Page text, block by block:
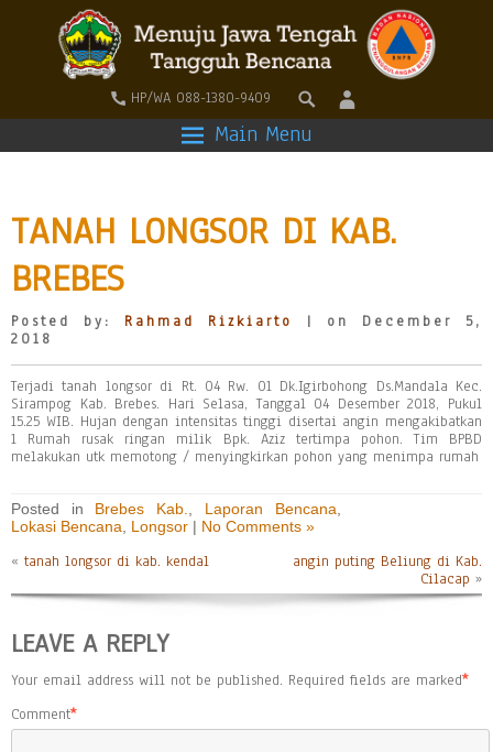
HP/WA 088-1380-9409
Main Menu
TANAH LONGSOR DI KAB.
BREBES
Posted by: Rahmad Rizkiarto
| on December 5,
2018
Terjadi tanah longsor di Rt. 04 Rw. 01 Dk.Igirbohong Ds.Mandala Kec.
Sirampog Kab. Brebes. Hari Selasa, Tanggal 04 Desember 2018, Pukul
15.25 WIB. Hujan dengan intensitas tinggi disertai angin mengakibatkan
1 Rumah rusak ringan milik Bpk. Aziz tertimpa pohon. Tim BPBD
melakukan utk memotong / menyingkirkan pohon yang menimpa rumah
Posted in Brebes Kab. Laporan Bencana
Lokasi Bencana
Longsor | No Comments »
« tanah longsor di kab. kendal
angin puting Beliung di Kab.
Cilacap »
LEAVE A REPLY
Your email address will not be published. Required fields are marked*
Comment*